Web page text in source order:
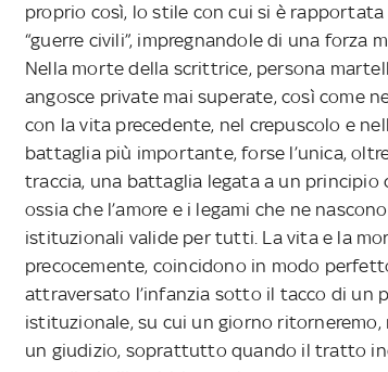
proprio così, lo stile con cui si è
“guerre civili”, impregnandole di una forza
Nella morte della scrittrice, persona
angosce private mai superate, così come
con la vita precedente, nel crepuscolo e
battaglia più importante, forse l’unica,
traccia, una battaglia legata a un principio
ossia che l’amore e i legami che ne
istituzionali valide per tutti. La vita e la
precocemente, coincidono in modo
attraversato l’infanzia sotto il tacco di un
istituzionale, su cui un giorno
un giudizio, soprattutto quando il tratto